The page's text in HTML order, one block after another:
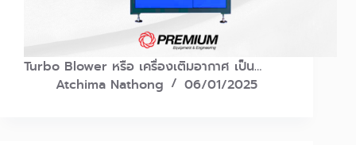
Turbo Blower หรือ เครื่องเติมอากาศ เป็น…
Atchima Nathong
06/01/2025